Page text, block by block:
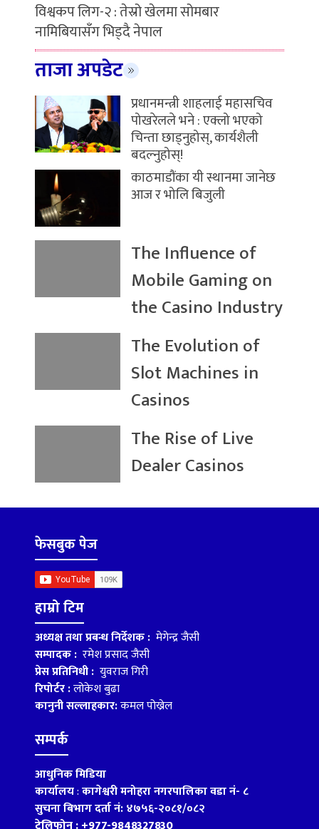
विश्वकप लिग-२ : तेस्रो खेलमा सोमबार
नामिबियासँग भिड्दै नेपाल
ताजा अपडेट
प्रधानमन्त्री शाहलाई महासचिव
पोखरेलले भने : एक्लो भएको
चिन्ता छाड्नुहोस्, कार्यशैली
बदल्नुहोस्!
काठमाडौंका यी स्थानमा जानेछ
आज र भोलि बिजुली
The Influence of
Mobile Gaming on
the Casino Industry
The Evolution of
Slot Machines in
Casinos
The Rise of Live
Dealer Casinos
फेसबुक पेज
हाम्रो टिम
अध्यक्ष तथा प्रबन्ध निर्देशक : मेगेन्द्र जैसी
सम्पादक : रमेश प्रसाद जैसी
प्रेस प्रतिनिधी : युवराज गिरी
रिपोर्टर :लोकेश बुढा
कानुनी सल्लाहकार:कमल पोख्रेल
सम्पर्क
आधुनिक मिडिया
कार्यालय:कागेश्वरी मनोहरा नगरपालिका वडा नं- ८
सुचना बिभाग दर्ता नं: ४७५६-२०८१/०८२